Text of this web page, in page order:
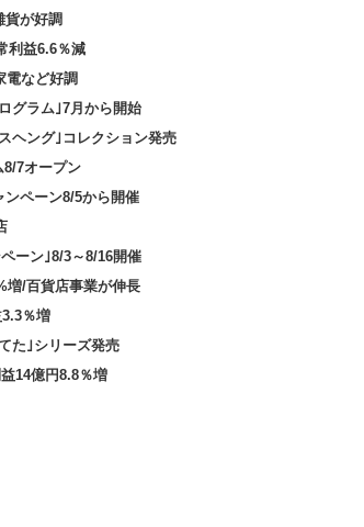
貨が好調
利益6.6％減
電など好調
グラム｣7月から開始
ヘング｣コレクション発売
8/7オープン
ンペーン8/5から開催
ーン｣8/3～8/16開催
増/百貨店事業が伸長
％増
た｣シリーズ発売
14億円8.8％増